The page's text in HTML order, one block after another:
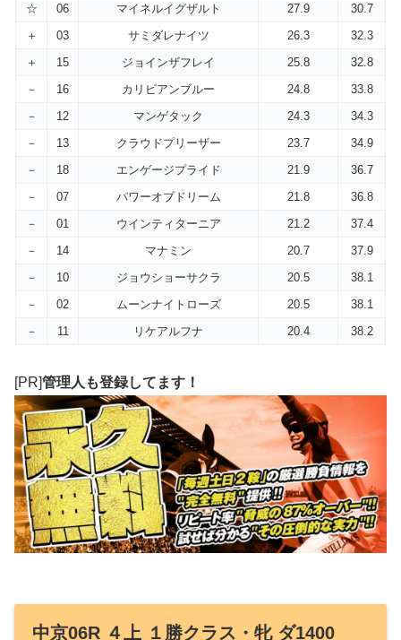
☆
06 マイネルイグザルト 27.9
30.7
＋
03 サミダレナイツ 26.3
32.3
＋
15 ジョインザフレイ 25.8
32.8
－
16 カリビアンブルー 24.8
33.8
－
12 マンゲタック 24.3
34.3
－
13 クラウドプリーザー 23.7
34.9
－
18 エンゲージプライド 21.9
36.7
－
07 パワーオブドリーム 21.8
36.8
－
01 ウインティターニア 21.2
37.4
－
14 マナミン 20.7
37.9
－
10 ジョウショーサクラ 20.5
38.1
－
02 ムーンナイトローズ 20.5
38.1
－
11 リケアルフナ 20.4 38.2
[PR]管理人も登録してます！
中京06R ４上 １勝クラス・牝 ダ1400